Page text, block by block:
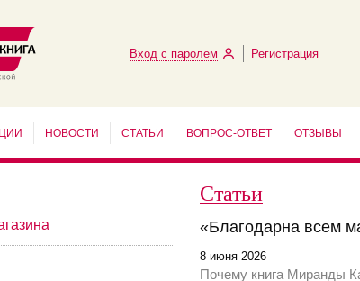
Вход с паролем Регистрация
НОВОСТИ СТАТЬИ ВОПРОС-ОТВЕТ ОТЗЫВЫ
Статьи
«Благодарна всем
8 июня 2026
Почему книга Миранды